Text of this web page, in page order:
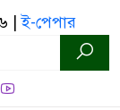
|ই-পেপার